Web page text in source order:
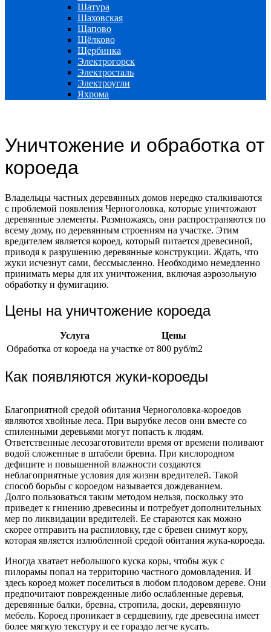
Шатура
Шаховская
Щапово
Щёлково
Щербинка
Электрогорск
Электросталь
Электроугли
Яхрома
Уничтожение и обработка от
короеда
Владельцы частных деревянных домов нередко сталкиваются
с проблемой появления Черноголовка, которые уничтожают
деревянные элементы. Размножаясь, они распространяются по
всему дому, по деревянным строениям на участке. Этим
вредителем является короед, который питается древесиной,
приводя к разрушению деревянные конструкции. Ждать, что
жуки исчезнут сами, бессмысленно. Необходимо немедленно
принимать меры для их уничтожения, включая аэрозольную
обработку и фумигацию.
Цены на уничтожение короеда
Услуга
Цены
Обработка от короеда на участке от 800 руб/m2
Как появляются жуки-короеды
Благоприятной средой обитания Черноголовка-короедов
являются хвойные леса. При вырубке лесов они вместе со
спиленными деревьями могут попасть к людям.
Ответственные лесозаготовители время от времени поливают
водой сложенные в штабели бревна. При кислородном
дефиците и повышенной влажности создаются
неблагоприятные условия для жизни вредителей. Такой
способ борьбы с короедом называется дождеванием.
Долго пользоваться таким методом нельзя, поскольку это
приведет к гниению древесины и потребует дополнительных
мер по ликвидации вредителей. Ее стараются как можно
скорее отправить на распиловку, где с бревен снимут кору,
которая является излюбленной средой обитания жука-короеда.
Иногда хватает небольшого куска коры, чтобы жук с
пилорамы попал на территорию частного домовладения. И
здесь короед может поселиться в любом плодовом дереве. Они
предпочитают поврежденные либо ослабленные деревья,
деревянные балки, бревна, стропила, доски, деревянную
мебель. Короед проникает в сердцевину, где древесина имеет
более мягкую текстуру и ее гораздо легче кусать.